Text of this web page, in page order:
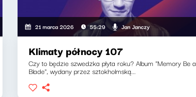
21 marca 2026 55:29 Jan Janczy
Klimaty północy 107
Czy to będzie szwedzka płyta roku? Album "Memory Be a
Blade", wydany przez sztokholmską...